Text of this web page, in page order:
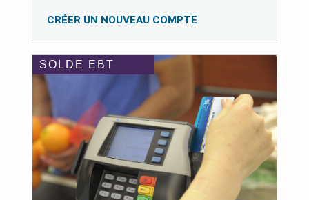
CRÉER UN NOUVEAU COMPTE
SOLDE EBT